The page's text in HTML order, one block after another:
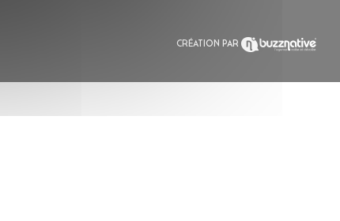
CRÉATION PAR